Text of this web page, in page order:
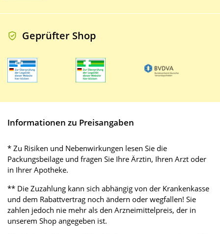
Geprüfter Shop
Informationen zu Preisangaben
* Zu Risiken und Nebenwirkungen lesen Sie die
Packungsbeilage und fragen Sie Ihre Ärztin, Ihren Arzt oder
in Ihrer Apotheke.
** Die Zuzahlung kann sich abhängig von der Krankenkasse
und dem Rabattvertrag noch ändern oder wegfallen! Sie
zahlen jedoch nie mehr als den Arzneimittelpreis, der in
unserem Shop angegeben ist.